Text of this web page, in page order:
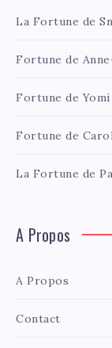
La Fortune de
Fortune de
Fortune de
Fortune de
La Fortune de
A Propos
A Propos
Contact